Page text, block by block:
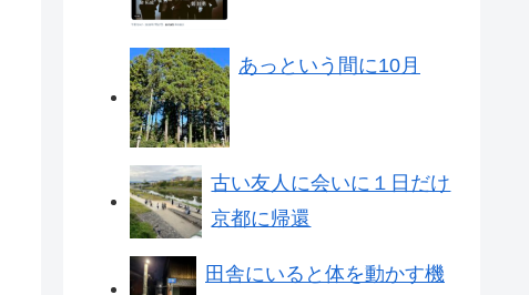
あっという間に10月
古い友人に会いに１日だけ
京都に帰還
田舎にいると体を動かす機